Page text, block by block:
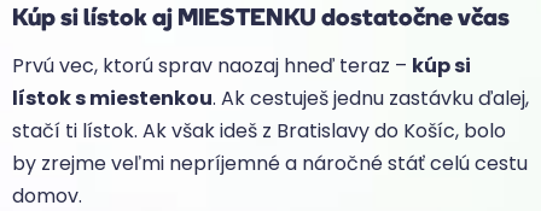
Kúp si lístok aj MIESTENKU dostatočne včas
Prvú vec, ktorú sprav naozaj hneď teraz – kúp si
lístok s miestenkou. Ak cestuješ jednu zastávku ďalej,
stačí ti lístok. Ak však ideš z Bratislavy do Košíc, bolo
by zrejme veľmi nepríjemné a náročné stáť celú cestu
domov.